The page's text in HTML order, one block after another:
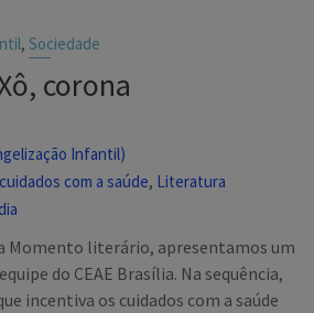
,Sociedade
corona
Infantil)
cuidados com a saúde, Literatura
Momento literário, apresentamos um
do CEAE Brasília. Na sequência,
incentiva os cuidados com a saúde